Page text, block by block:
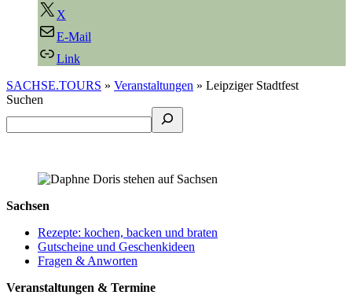
X
E-Mail
Link
SACHSE.TOURS » Veranstaltungen » Leipziger Stadtfest
Suchen
Sachsen
Rezepte: kochen, backen und braten
Gutscheine und Geschenkideen
Fragen & Anworten
Veranstaltungen & Termine